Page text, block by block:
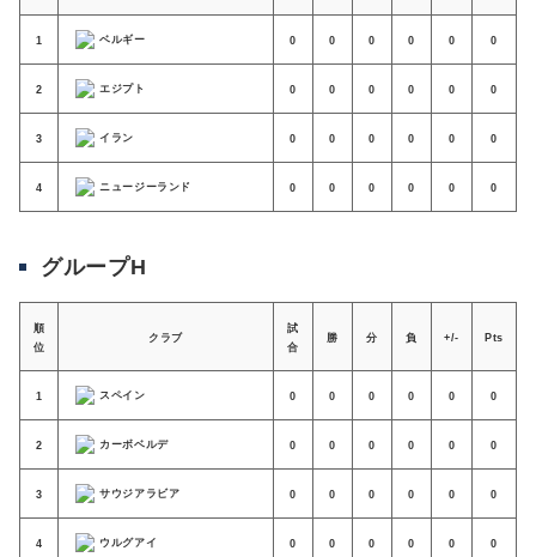
1 ベルギー 0 0 0 0 0 0
2 エジプト 0 0 0 0 0 0
3 イラン 0 0 0 0 0 0
4 ニュージーランド 0 0 0 0 0 0
グループH
順
位
クラブ
試
合
勝 分 負 +/- Pts
1 スペイン 0 0 0 0 0 0
2 カーボベルデ 0 0 0 0 0 0
3 サウジアラビア 0 0 0 0 0 0
4 ウルグアイ 0 0 0 0 0 0